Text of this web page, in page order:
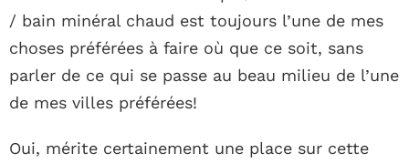
/ bain minéral chaud est toujours l’une de mes
choses préférées à faire où que ce soit, sans
parler de ce qui se passe au beau milieu de l’une
de mes villes préférées!
Oui, mérite certainement une place sur cette